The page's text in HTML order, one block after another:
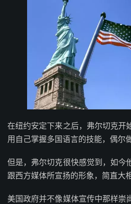
在纽约安定下来之后，弗尔切克开
用自己掌握多国语言的技能，偶尔
但是，弗尔切克很快感觉到，如今
跟西方媒体所宣扬的形象，简直大
美国政府并不像媒体宣传中那样崇